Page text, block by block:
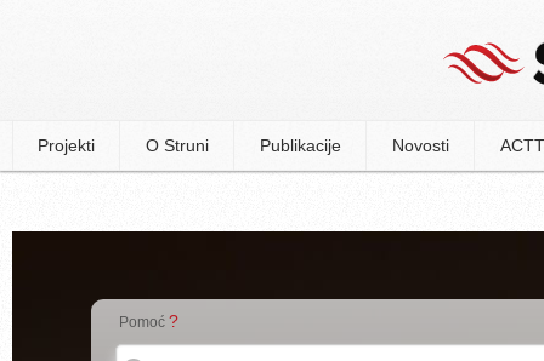
Projekti O Struni Publikacije Novosti
Pomoć ?